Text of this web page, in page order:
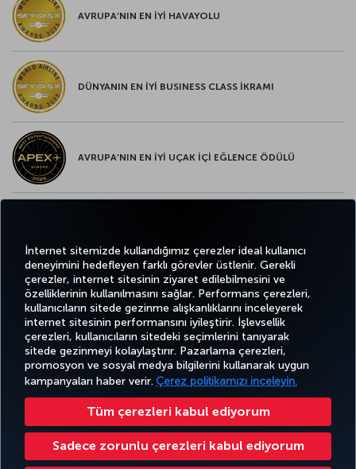
İnternet sitemizde kullandığımız çerezler ideal kullanıcı
deneyimini hedefleyen farklı görevler üstlenir. Gerekli
çerezler, internet sitesinin ziyaret edilebilmesini ve
özelliklerinin kullanılmasını sağlar. Performans çerezleri,
kullanıcıların sitede gezinme alışkanlıklarını inceleyerek
internet sitesinin performansını iyileştirir. İşlevsellik
çerezleri, kullanıcıların sitedeki seçimlerini tanıyarak
sitede gezinmeyi kolaylaştırır. Pazarlama çerezleri,
promosyon ve sosyal medya bilgilerini kullanarak uygun
kampanyaları haber verir. Çerez politikamızı inceleyin.
Tüm çerezleri kabul ediyorum
Sadece zorunlu çerezleri kabul ediyorum
AVRUPA’NIN EN İYİ HAVAYOLU
DÜNYANIN EN İYİ BUSINESS CLASS İKRAMI
AVRUPA’NIN EN İYİ UÇAK İÇİ EĞLENCE ÖDÜLÜ
TwitterFacebook
Instagram
YoutubeLinkedIn
TiktokBlogPinterest
BİLET
AL VE
YÖNET
DENEYİM
FIRSATLAR
VE UÇUŞ
NOKTALARI
YARDIM
TURKISH
AIRLINES
HOLIDAYS
MILES&SMILES
Bilgi Toplumu Hizmetleri Erişilebilirlik Gizlilik ve Çerez Politikası Yasal Uyarı Yolcu Hakları
Çerez Ayarlarını Değiştir 32 0 2 620 0 849